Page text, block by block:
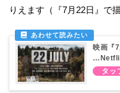
りえます（『7月22日』で
映画『